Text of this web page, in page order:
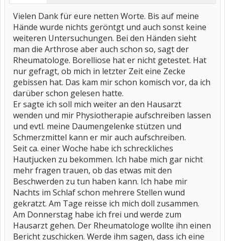
Vielen Dank für eure netten Worte. Bis auf meine
Hände wurde nichts geröntgt und auch sonst keine
weiteren Untersuchungen. Bei den Händen sieht
man die Arthrose aber auch schon so, sagt der
Rheumatologe. Borelliose hat er nicht getestet. Hat
nur gefragt, ob mich in letzter Zeit eine Zecke
gebissen hat. Das kam mir schon komisch vor, da ich
darüber schon gelesen hatte.
Er sagte ich soll mich weiter an den Hausarzt
wenden und mir Physiotherapie aufschreiben lassen
und evtl. meine Daumengelenke stützen und
Schmerzmittel kann er mir auch aufschreiben.
Seit ca. einer Woche habe ich schreckliches
Hautjucken zu bekommen. Ich habe mich gar nicht
mehr fragen trauen, ob das etwas mit den
Beschwerden zu tun haben kann. Ich habe mir
Nachts im Schlaf schon mehrere Stellen wund
gekratzt. Am Tage reisse ich mich doll zusammen.
Am Donnerstag habe ich frei und werde zum
Hausarzt gehen. Der Rheumatologe wollte ihn einen
Bericht zuschicken. Werde ihm sagen, dass ich eine